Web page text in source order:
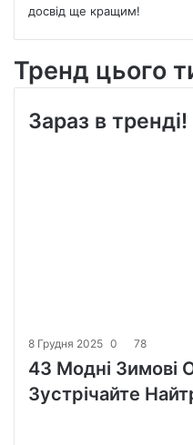
досвід ще кращим!
Тренд цього
Зараз в тренді!
8 Грудня 2025 0 78
43 Модні Зимові
Зустрічайте